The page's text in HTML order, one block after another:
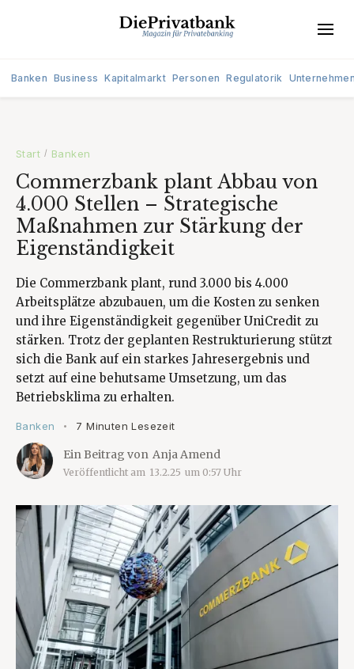
Banken Business Kapitalmarkt Personen Regulatorik
Start / Banken
Commerzbank plant Abbau von
4.000 Stellen – Strategische
Maßnahmen zur Stärkung der
Eigenständigkeit
Die Commerzbank plant, rund 3.000 bis 4.000
Arbeitsplätze abzubauen, um die Kosten zu senken
und ihre Eigenständigkeit gegenüber UniCredit zu
stärken. Trotz der geplanten Restrukturierung stützt
sich die Bank auf ein starkes Jahresergebnis und
setzt auf eine behutsame Umsetzung, um das
Betriebsklima zu erhalten.
Banken • 7 Minuten Lesezeit
Ein Beitrag von Anja Amend
Veröffentlicht am 13.2.25 um 0:57 Uhr